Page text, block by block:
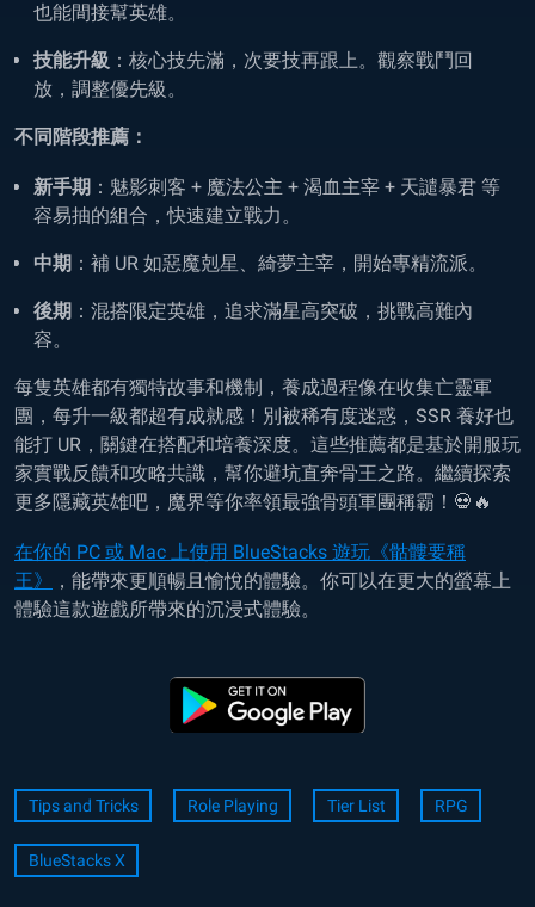
也能間接幫英雄。
技能升級 ：核心技先滿，次要技再跟上。觀察戰鬥回
放，調整優先級。
不同階段推薦：
新手期 ：魅影刺客 + 魔法公主 + 渴血主宰 + 天譴暴君 等
容易抽的組合，快速建立戰力。
中期 ：補 UR 如惡魔剋星、綺夢主宰，開始專精流派。
後期 ：混搭限定英雄，追求滿星高突破，挑戰高難內
容。
每隻英雄都有獨特故事和機制，養成過程像在收集亡靈軍
團，每升一級都超有成就感！別被稀有度迷惑，SSR 養好也
能打 UR，關鍵在搭配和培養深度。這些推薦都是基於開服玩
家實戰反饋和攻略共識，幫你避坑直奔骨王之路。繼續探索
更多隱藏英雄吧，魔界等你率領最強骨頭軍團稱霸！💀🔥
在你的 PC 或 Mac 上使用 BlueStacks 遊玩《骷髏要稱
王》
，能帶來更順暢且愉悅的體驗。你可以在更大的螢幕上
體驗這款遊戲所帶來的沉浸式體驗。
Tips and Tricks Role Playing Tier List RPG
BlueStacks X